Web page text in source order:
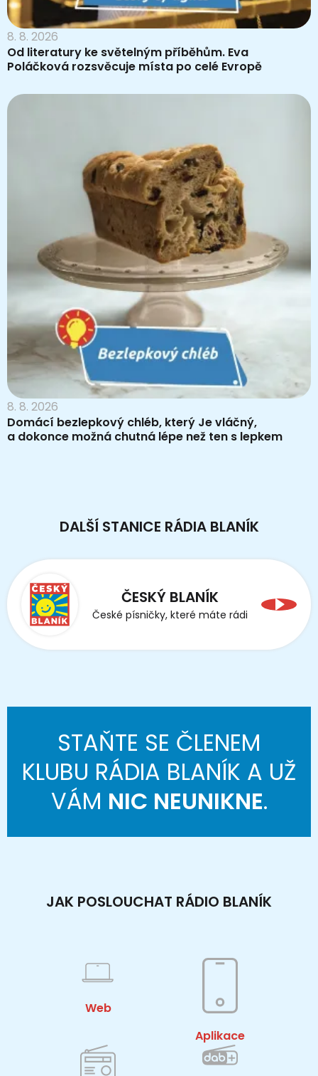
8. 8. 2026
Od literatury ke světelným příběhům. Eva
Poláčková rozsvěcuje místa po celé Evropě
8. 8. 2026
Domácí bezlepkový chléb, který Je vláčný,
a dokonce možná chutná lépe než ten s lepkem
DALŠÍ STANICE RÁDIA BLANÍK
ČESKÝ BLANÍK
České písničky, které máte rádi
STAŇTE SE ČLENEM
KLUBU RÁDIA BLANÍK A UŽ
VÁM NIC NEUNIKNE.
JAK POSLOUCHAT RÁDIO BLANÍK
Web
Aplikace